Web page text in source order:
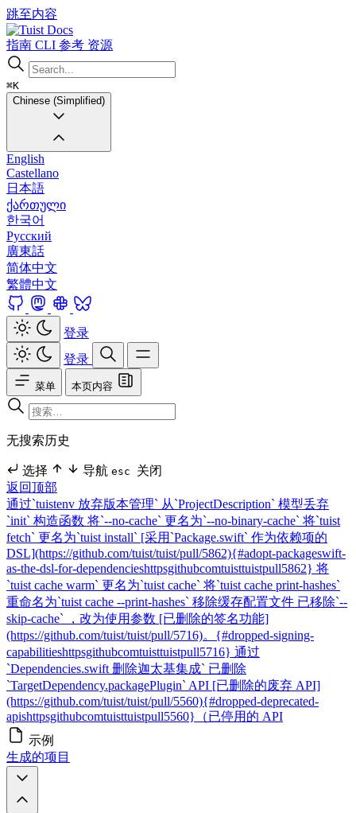
跳至内容
Docs
指南 CLI 参考 资源
⌘K
Chinese (Simplified)
English
Castellano
日本語
ქართული
한국어
Русский
廣東話
简体中文
繁體中文
登录
登录
菜单 本页内容
无搜索历史
选择 导航 esc 关闭
返回顶部
通过`tuistenv 放弃版本管理` 从`ProjectDescription` 模型丢弃
`init` 构造函数 将`--no-cache` 更名为`--no-binary-cache` 将`tuist
fetch` 更名为`tuist install` [采用`Package.swift` 作为依赖项的
DSL](https://github.com/tuist/tuist/pull/5862){#adopt-packageswift-
as-the-dsl-for-dependencieshttpsgithubcomtuisttuistpull5862} 将
`tuist cache warm` 更名为`tuist cache` 将`tuist cache print-hashes`
重命名为`tuist cache --print-hashes` 移除缓存配置文件 已移除`--
skip-cache` ，改为使用参数 [已删除的签名功能]
(https://github.com/tuist/tuist/pull/5716)。{#dropped-signing-
capabilitieshttpsgithubcomtuisttuistpull5716} 通过
`Dependencies.swift 删除迦太基集成` 已删除
`TargetDependency.packagePlugin` API [已删除的废弃 API]
(https://github.com/tuist/tuist/pull/5560){#dropped-deprecated-
apishttpsgithubcomtuisttuistpull5560}（已停用的 API
示例
生成的项目